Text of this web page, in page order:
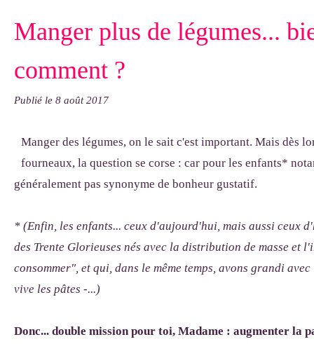
exemple : "Bonnet cloche From Annie", "Veste Rue
Manger plus de légumes...
comment ?
Publié le 8 août 2017
Manger des légumes, on le sait c'est important. Mais dès
fourneaux, la question se corse : car pour les enfants*
généralement pas synonyme de bonheur gustatif.
* (Enfin, les enfants... ceux d'aujourd'hui, mais aussi ceux
des Trente Glorieuses nés avec la distribution de masse et
consommer", et qui, dans le même temps, avons grandi
vive les pâtes -...)
Donc... double mission pour toi, Madame : augmenter la